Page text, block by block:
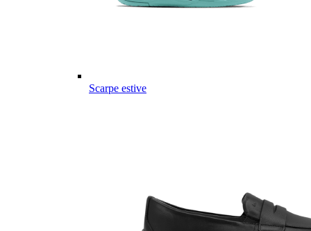
Scarpe estive